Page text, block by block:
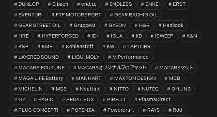
DUNLOP
Eibach end.㏄ ENDLESS ENKEI
ERST
EVENTURI
FTP MOTORSPORT
GEAR RACHIG OIL
GEAR STREET OIL
GruppeM GYEON H&R
Hankook
HRE
HYPERFORGED IDI IGLA IID ISWEEP
K&N
K&P
KMP Kohlenstoff KW
LAPTORR
LAYERED SOUND
LIQUI MOLY
M Performance
MACARS ECU TUNE
MACARSオリジナルフロアマット
MACARSマット
MAGA LIFE Battery
MANHART MAXTON DESIGN
MCB
MICHELIN
MSS Neutrale NITTO NUTEC
OHLINS
OZ
PAGID PEDAL BOX PIRELLI
PlasmaDirect
PLUG CONCEPT!
POTENZA Powercraft RAYS
Rdd